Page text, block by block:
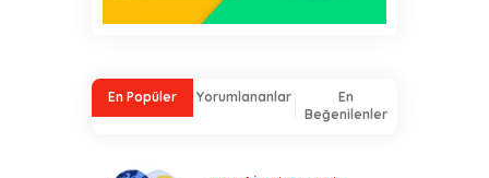
En Popüler Yorumlananlar
En
Beğenilenler